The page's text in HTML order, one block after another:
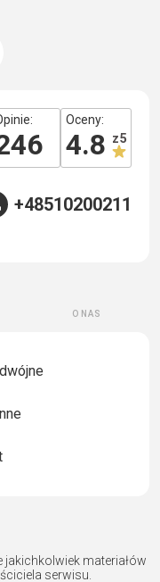
O nas
Oceny:
4.8 z 5
+48510200211
materiałów
serwisu.